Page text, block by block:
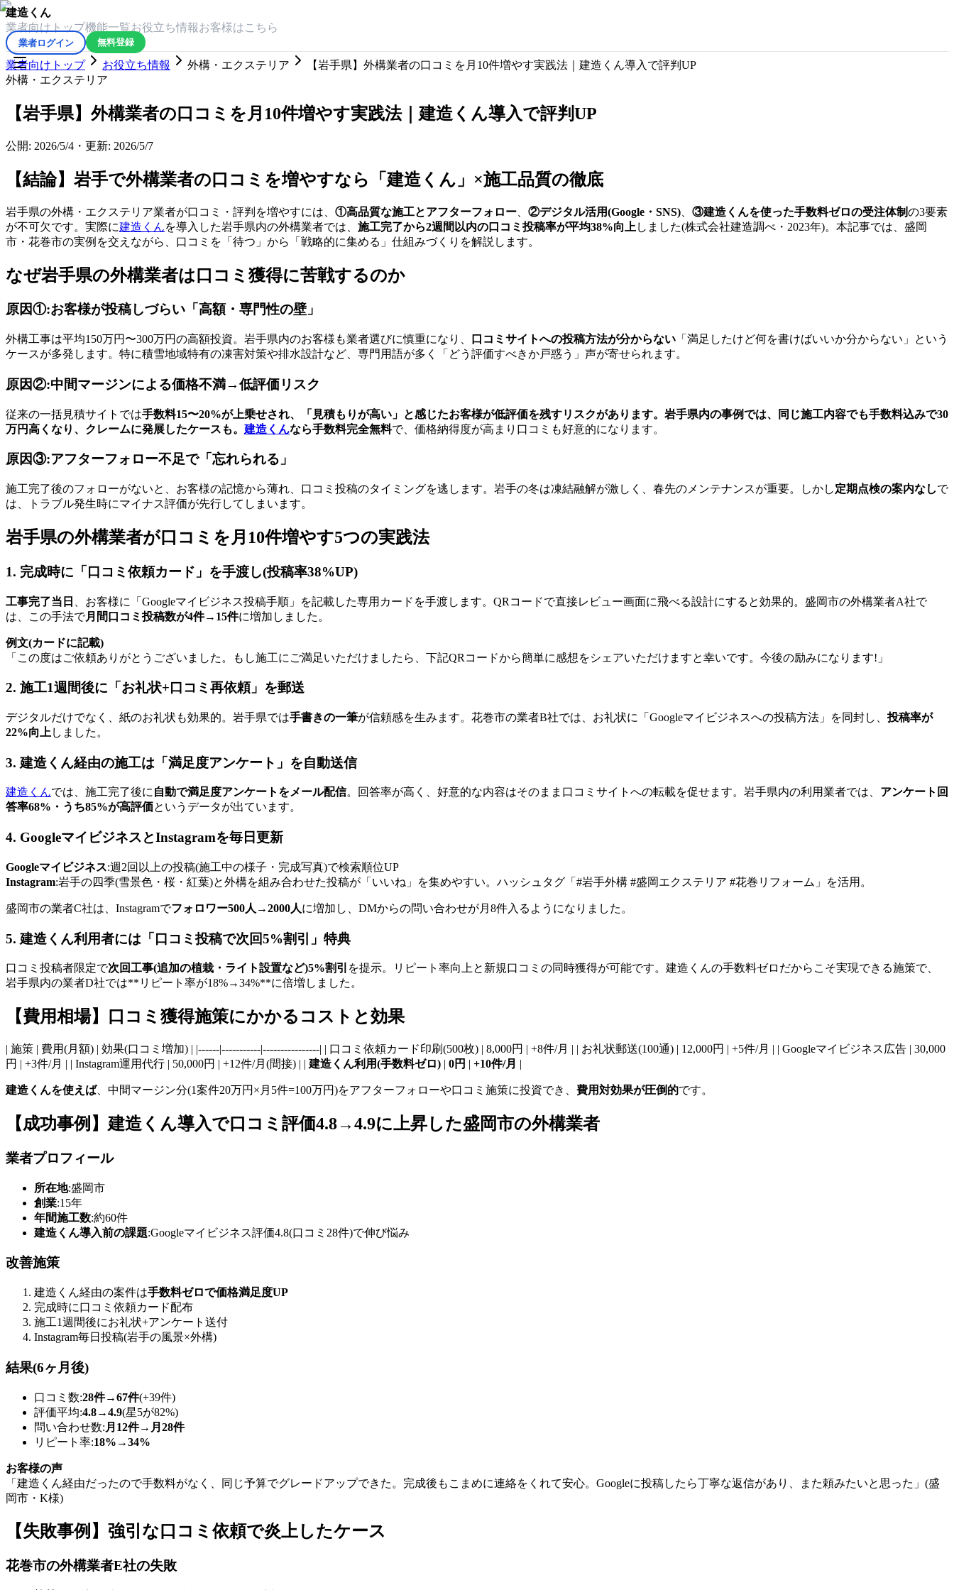
建造くん
業者向けトップ機能一覧お役立ち情報 お客様はこちら
業者ログイン 無料登録
業者向けトップ お役立ち情報 外構・エクステリア
【岩手県】外構業者の口コミを月10件増やす実践法｜建造くん導入で評判UP
外構・エクステリア
【岩手県】外構業者の口コミを月10件増やす実践法｜建造くん導入で評判UP
公開: 2026/5/4 ・ 更新: 2026/5/7
【結論】岩手で外構業者の口コミを増やすなら「建造くん」×施工品質の徹底
岩手県の外構・エクステリア業者が口コミ・評判を増やすには、 ①高品質な施工とアフターフォロー ②デジタル活用(Google・SNS) ③建造くんを使った手数料ゼロの受注体制の3要素
が不可欠です。実際に建造くんを導入した岩手県内の外構業者では、 施工完了から2週間以内の口コミ投稿率が平均38%向上 しました(株式会社建造調べ・2023年)。本記事では、盛岡
市・花巻市の実例を交えながら、口コミを「待つ」から「戦略的に集める」仕組みづくりを解説します。
なぜ岩手県の外構業者は口コミ獲得に苦戦するのか
原因①:お客様が投稿しづらい「高額・専門性の壁」
外構工事は平均150万円〜300万円の高額投資。岩手県内のお客様も業者選びに慎重になり、 口コミサイトへの投稿方法が分からない 「満足したけど何を書けばいいか分からない」という
ケースが多発します。特に積雪地域特有の凍害対策や排水設計など、専門用語が多く「どう評価すべきか戸惑う」声が寄せられます。
原因②:中間マージンによる価格不満→低評価リスク
従来の一括見積サイトでは手数料15〜20%が上乗せされ、「見積もりが高い」と感じたお客様が低評価を残すリスクがあります。岩手県内の事例では、同じ施工内容でも手数料込みで30
万円高くなり、クレームに発展したケースも。 建造くんなら手数料完全無料で、価格納得度が高まり口コミも好意的になります。
原因③:アフターフォロー不足で「忘れられる」
施工完了後のフォローがないと、お客様の記憶から薄れ、口コミ投稿のタイミングを逃します。岩手の冬は凍結融解が激しく、春先のメンテナンスが重要。しかし定期点検の案内なしで
は、トラブル発生時にマイナス評価が先行してしまいます。
岩手県の外構業者が口コミを月10件増やす5つの実践法
1. 完成時に「口コミ依頼カード」を手渡し(投稿率38%UP)
工事完了当日
、お客様に「Googleマイビジネス投稿手順」を記載した専用カードを手渡します。QRコードで直接レビュー画面に飛べる設計にすると効果的。盛岡市の外構業者A社で
は、この手法で月間口コミ投稿数が4件→15件に増加しました。
例文(カードに記載)
「この度はご依頼ありがとうございました。もし施工にご満足いただけましたら、下記QRコードから簡単に感想をシェアいただけますと幸いです。今後の励みになります!」
2. 施工1週間後に「お礼状+口コミ再依頼」を郵送
デジタルだけでなく、紙のお礼状も効果的。岩手県では手書きの一筆が信頼感を生みます。花巻市の業者B社では、お礼状に「Googleマイビジネスへの投稿方法」を同封し、投稿率が
22%向上 しました。
3. 建造くん経由の施工は「満足度アンケート」を自動送信
建造くんでは、施工完了後に自動で満足度アンケートをメール配信。回答率が高く、好意的な内容はそのまま口コミサイトへの転載を促せます。岩手県内の利用業者では、 アンケート回
答率68%・うち85%が高評価というデータが出ています。
4. GoogleマイビジネスとInstagramを毎日更新
Googleマイビジネス:週2回以上の投稿(施工中の様子・完成写真)で検索順位UP
Instagram:岩手の四季(雪景色・桜・紅葉)と外構を組み合わせた投稿が「いいね」を集めやすい。ハッシュタグ「#岩手外構 #盛岡エクステリア #花巻リフォーム」を活用。
盛岡市の業者C社は、Instagramでフォロワー500人→2000人に増加し、DMからの問い合わせが月8件入るようになりました。
5. 建造くん利用者には「口コミ投稿で次回5%割引」特典
口コミ投稿者限定で次回工事(追加の植栽・ライト設置など)5%割引 を提示。リピート率向上と新規口コミの同時獲得が可能です。建造くんの手数料ゼロだからこそ実現できる施策で、
岩手県内の業者D社では**リピート率が18%→34%**に倍増しました。
【費用相場】口コミ獲得施策にかかるコストと効果
| 施策 | 費用(月額) | 効果(口コミ増加) | |------|-----------|----------------| | 口コミ依頼カード印刷(500枚) | 8,000円 | +8件/月 | | お礼状郵送(100通) | 12,000円 | +5件/月 | | Googleマイビジネス広告 | 30,000
円 | +3件/月 | | Instagram運用代行 | 50,000円 | +12件/月(間接) | | 建造くん利用(手数料ゼロ) | 0円 | +10件/月 |
建造くんを使えば、中間マージン分(1案件20万円×月5件=100万円)をアフターフォローや口コミ施策に投資でき、 費用対効果が圧倒的です。
【成功事例】建造くん導入で口コミ評価4.8→4.9に上昇した盛岡市の外構業者
業者プロフィール
所在地:盛岡市
創業:15年
年間施工数:約60件
建造くん導入前の課題:Googleマイビジネス評価4.8(口コミ28件)で伸び悩み
改善施策
建造くん経由の案件は手数料ゼロで価格満足度UP
完成時に口コミ依頼カード配布
施工1週間後にお礼状+アンケート送付
Instagram毎日投稿(岩手の風景×外構)
結果(6ヶ月後)
口コミ数:28件→67件(+39件)
評価平均:4.8→4.9(星5が82%)
問い合わせ数: 月12件→月28件
リピート率:18%→34%
お客様の声
「建造くん経由だったので手数料がなく、同じ予算でグレードアップできた。完成後もこまめに連絡をくれて安心。Googleに投稿したら丁寧な返信があり、また頼みたいと思った」(盛
岡市・K様)
【失敗事例】強引な口コミ依頼で炎上したケース
花巻市の外構業者E社の失敗